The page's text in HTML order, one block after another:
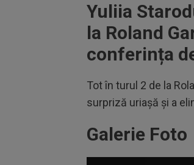
Yuliia
la Roland
conferința
Tot în turul 2 de la
surpriză uriașă și a
Galerie Foto